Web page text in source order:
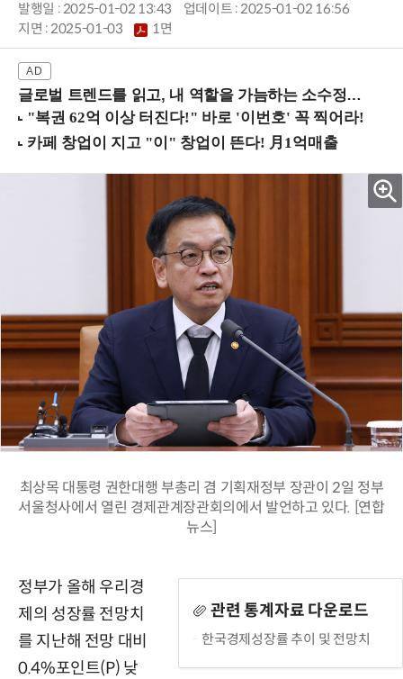
발행일 : 2025-01-02 13:43
업데이트 : 2025-01-02 16:56
지면 :2025-01-03 1면
글로벌 트렌드를 읽고, 내 역할을 가늠하는 소수정예 실습 워크숍 (8/28 신논현역)
최상목 대통령 권한대행 부총리 겸 기획재정부 장관이 2일 정부
서울청사에서 열린 경제관계장관회의에서 발언하고 있다. [연합
뉴스]
관련 통계자료 다운로드
한국경제성장률 추이 및 전망치
정부가 올해 우리경
제의 성장률 전망치
를 지난해 전망 대비
0.4%포인트(P) 낮